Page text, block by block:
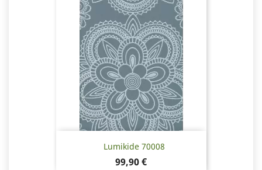
Lumikide 70008
Hinta
99,90 €